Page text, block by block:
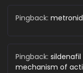
Pingback:
Pingback:
mechanism of